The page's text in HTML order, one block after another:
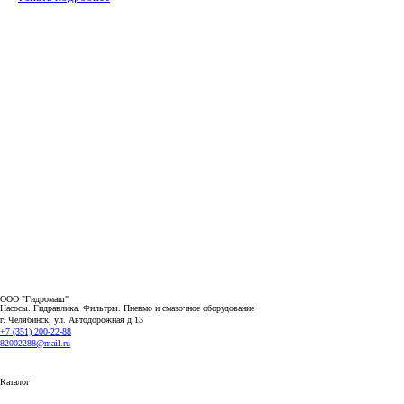
ООО "Гидромаш"
Насосы. Гидравлика. Фильтры. Пневмо и смазочное оборудование
г. Челябинск, ул. Автодорожная д.13
+7 (351) 200-22-88
82002288@mail.ru
Каталог